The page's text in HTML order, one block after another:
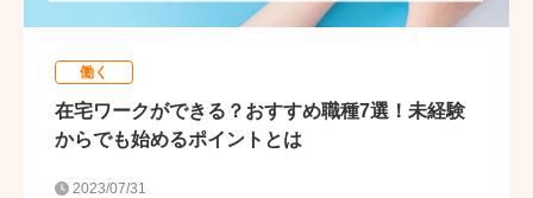
働く
在宅ワークができる？おすすめ職種7選！未経験
からでも始めるポイントとは
2023/07/31